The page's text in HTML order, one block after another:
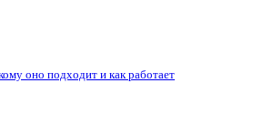
оно подходит и как работает